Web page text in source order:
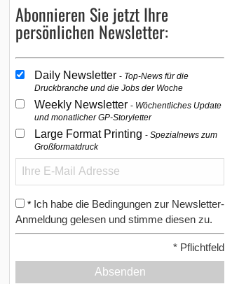
Abonnieren Sie jetzt Ihre
persönlichen Newsletter:
Daily Newsletter Top-News für die
Druckbranche und die Jobs der Woche
Weekly Newsletter Wöchentliches Update
und monatlicher GP-Storyletter
Large Format Printing Spezialnews zum
Großformatdruck
* Ich habe die Bedingungen zur Newsletter-
Anmeldung gelesen und stimme diesen zu.
* Pflichtfeld
Absenden